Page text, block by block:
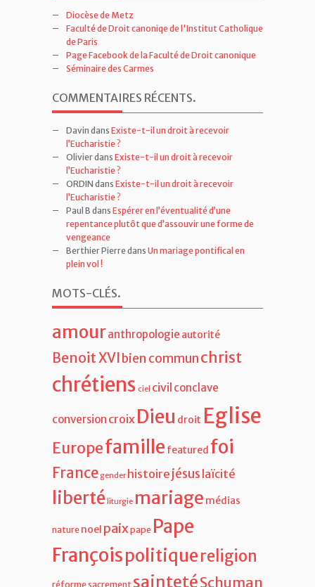
Diocèse de Metz
Faculté de Droit canoniqe de l'Institut Catholique
de Paris
Page Facebook de la Faculté de Droit canonique
Séminaire des Carmes
COMMENTAIRES RÉCENTS.
Davin dans Existe-t-il un droit à recevoir
l’Eucharistie ?
Olivierdans Existe-t-il un droit à recevoir
l’Eucharistie ?
ORDIN dans Existe-t-il un droit à recevoir
l’Eucharistie ?
Paul B dans Espérer en l’éventualité d’une
repentance plutôt que d’assouvir une forme de
vengeance
Berthier Pierredans Un mariage pontifical en
plein vol !
MOTS-CLÉS.
amouranthropologie autorité
Benoit XVIbien communchrist
chrétiens ciel civil conclave
conversion croix Dieu droit Eglise
Europefamille featured foi
Francegender histoire jésus laïcité
liberté liturgie mariage médias
nature noel paixpape Pape
Françoispolitiquereligion
réformesacrement saintetéSchuman